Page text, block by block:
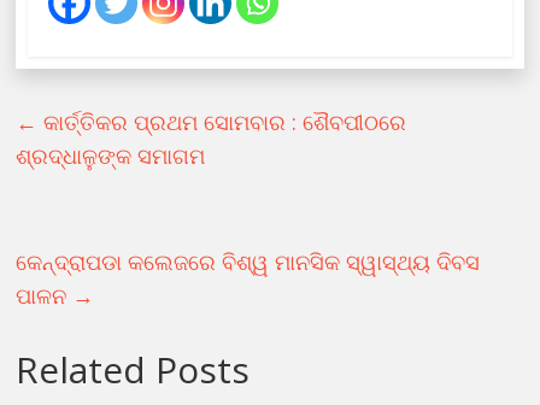
← କାର୍ତ୍ତିକର ପ୍ରଥମ ସୋମବାର : ଶୈବପୀଠରେ
ଶ୍ରଦ୍ଧାଳୁଙ୍କ ସମାଗମ
କେନ୍ଦ୍ରାପଡା କଲେଜରେ ବିଶ୍ୱ ମାନସିକ ସ୍ୱାସ୍ଥ୍ୟ ଦିବସ
ପାଳନ →
Related Posts